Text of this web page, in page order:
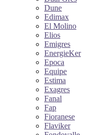
Dune
Edimax
El Molino
Elios
Emigres
EnergieKer
Epoca
Equipe
Estima
Exagres
Fanal
Fap
Fioranese
Flaviker